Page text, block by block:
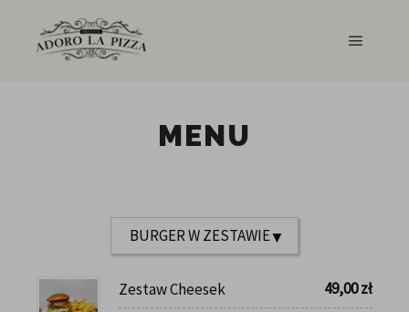
MENU
Zestaw Cheesek 49,00zł